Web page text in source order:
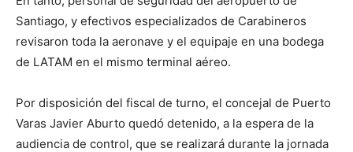
Santiago, y efectivos especializados de Carabineros
revisaron toda la aeronave y el equipaje en una bodega
de LATAM en el mismo terminal aéreo.
Por disposición del fiscal de turno, el concejal de Puerto
Varas Javier Aburto quedó detenido, a la espera de la
audiencia de control, que se realizará durante la jornada